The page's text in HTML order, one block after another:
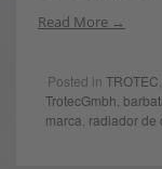
Read More
Posted in TROTEC
TrotecGmbh
marca radiador de